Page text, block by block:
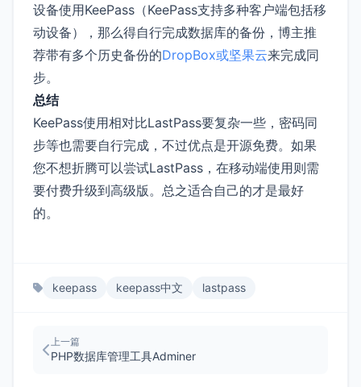
设备使用KeePass（KeePass支持多种客户端包括移
动设备），那么得自行完成数据库的备份，博主推
荐带有多个历史备份的DropBox或坚果云来完成同
步。
总结
KeePass使用相对比LastPass要复杂一些，密码同
步等也需要自行完成，不过优点是开源免费。如果
您不想折腾可以尝试LastPass，在移动端使用则需
要付费升级到高级版。总之适合自己的才是最好
的。
keepass keepass中文 lastpass
上一篇
PHP数据库管理工具Adminer